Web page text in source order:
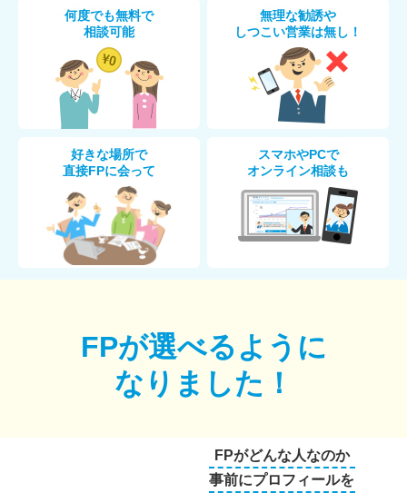
何度でも無料で
相談可能
無理な勧誘や
しつこい営業は無し！
好きな場所で
直接FPに会って
スマホやPCで
オンライン相談も
FPが選べるように
なりました！
FPがどんな人なのか
事前にプロフィールを